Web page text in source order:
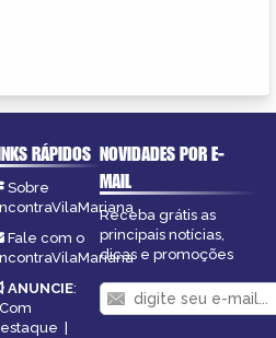
RÁPIDOS
Sobre
Fale com o
ANUNCIE:
Com
NOVIDADES POR E-
MAIL
Receba grátis as
principais notícias,
dicas e promoções